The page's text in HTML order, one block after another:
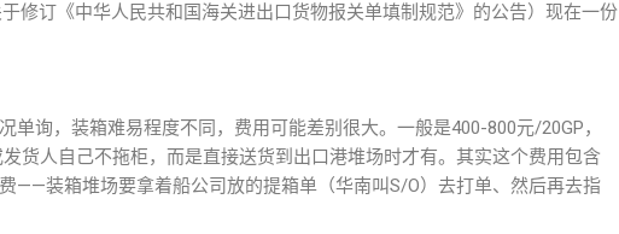
修订《中华人民共和国海关进出口货物报关单填制规范》的公告）现在一份
单询，装箱难易程度不同，费用可能差别很大。一般是400-800元/20GP，
货人自己不拖柜，而是直接送货到出口港堆场时才有。其实这个费用包含
——装箱堆场要拿着船公司放的提箱单（华南叫S/O）去打单、然后再去指